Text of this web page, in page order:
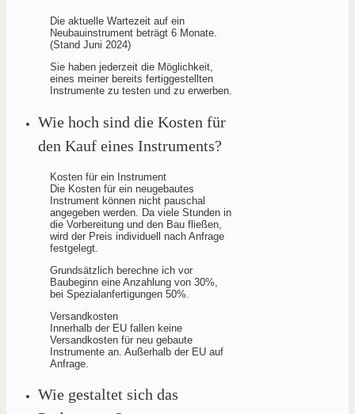
Die aktuelle Wartezeit auf ein
Neubauinstrument beträgt 6 Monate.
(Stand Juni 2024)
Sie haben jederzeit die Möglichkeit,
eines meiner bereits fertiggestellten
Instrumente zu testen und zu erwerben.
Wie hoch sind die Kosten für
den Kauf eines Instruments?
Kosten für ein Instrument
Die Kosten für ein neugebautes
Instrument können nicht pauschal
angegeben werden. Da viele Stunden in
die Vorbereitung und den Bau fließen,
wird der Preis individuell nach Anfrage
festgelegt.
Grundsätzlich berechne ich vor
Baubeginn eine Anzahlung von 30%,
bei Spezialanfertigungen 50%.
Versandkosten
Innerhalb der EU fallen keine
Versandkosten für neu gebaute
Instrumente an. Außerhalb der EU auf
Anfrage.
Wie gestaltet sich das